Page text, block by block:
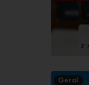
Geral